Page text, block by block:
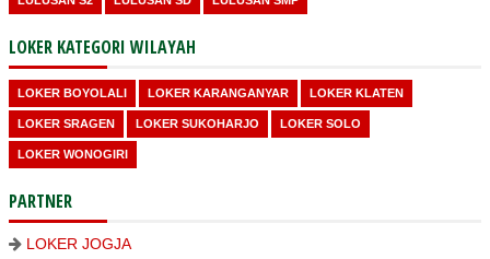
LOKER KATEGORI WILAYAH
LOKER BOYOLALI LOKER KARANGANYAR LOKER KLATEN
LOKER SRAGEN LOKER SUKOHARJO LOKER SOLO
LOKER WONOGIRI
PARTNER
LOKER JOGJA